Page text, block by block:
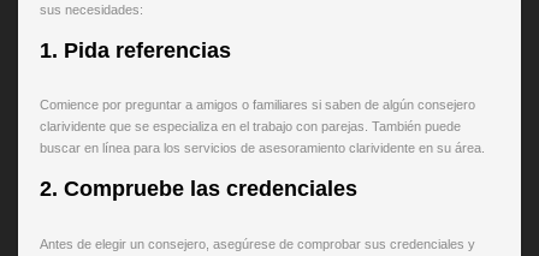
sus necesidades:
1. Pida referencias
Comience por preguntar a amigos o familiares si saben de algún consejero
clarividente que se especializa en el trabajo con parejas. También puede
buscar en línea para los servicios de asesoramiento clarividente en su área.
2. Compruebe las credenciales
Antes de elegir un consejero, asegúrese de comprobar sus credenciales y